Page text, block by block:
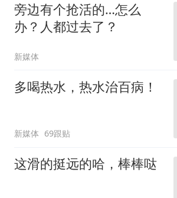
旁边有个抢活的…怎么
办？人都过去了？
新媒体
多喝热水，热水治百病！
新媒体 69跟贴
这滑的挺远的哈，棒棒哒